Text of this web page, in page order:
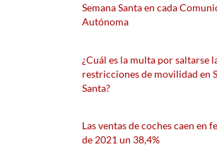
Semana Santa en cada
Autónoma
¿Cuál es la multa por saltarse
restricciones de movilidad en
Santa?
Las ventas de coches caen en
de 2021 un 38,4%